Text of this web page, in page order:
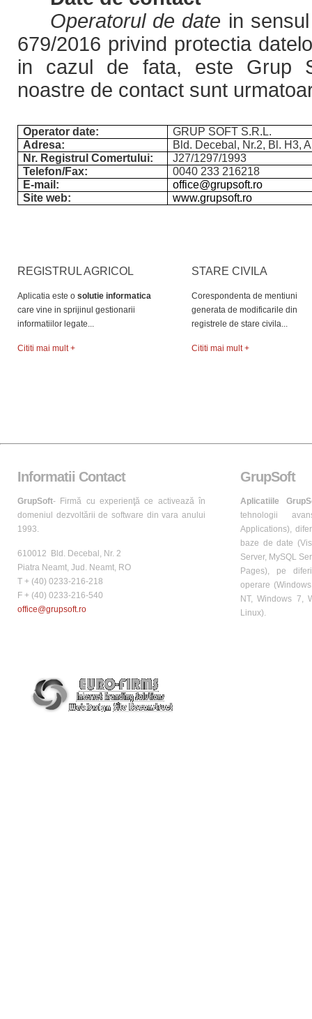
Operatorul de date in
679/2016 privind protectia
in cazul de fata, este Grup
noastre de contact sunt
Operator date:
GRUP SOFT S.R.L.
Adresa:
Bld. Decebal, Nr.2, Bl. H3,
Nr. Registrul Comertului:
J27/1297/1993
Telefon/Fax:
0040 233 216218
E-mail:
office@grupsoft.ro
Site web:
www.grupsoft.ro
REGISTRUL AGRICOL
Aplicatia este o solutie informatica
care vine in sprijinul gestionarii
informatiilor legate...
Cititi mai mult +
STARE CIVILA
Corespondenta de mentiuni
generata de modificarile din
registrele de stare civila...
Cititi mai mult +
Informatii Contact
GrupSoft- Firmă cu experienţă ce activează în
domeniul dezvoltării de software din vara anului
1993.
610012 Bld. Decebal, Nr. 2
Piatra Neamt, Jud. Neamt, RO
T + (40) 0233-216-218
F + (40) 0233-216-540
office@grupsoft.ro
GrupSoft
Aplicatiile
tehnologii
Applications),
baze de date
Server, MySQL
Pages), pe
operare
NT, Windows 7,
Linux).